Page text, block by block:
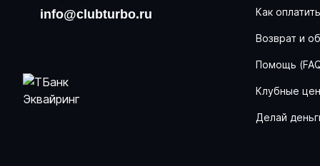
info@clubturbo.ru
Как оплатить
Возврат и
Помощь
Клубные
Делай